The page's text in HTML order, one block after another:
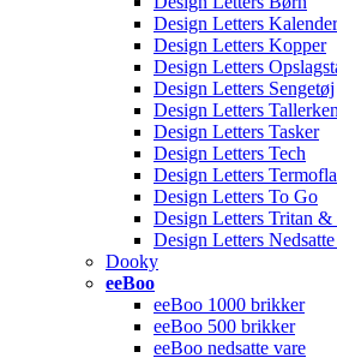
Design Letters Kalender
Design Letters Kopper
Design Letters
Design Letters Sengetøj
Design Letters
Design Letters Tasker
Design Letters Tech
Design Letters
Design Letters To Go
Design Letters Tritan &
Design Letters
Dooky
eeBoo
eeBoo 1000 brikker
eeBoo 500 brikker
eeBoo nedsatte vare